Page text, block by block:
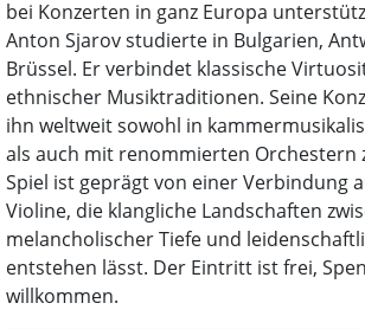
bei Konzerten in ganz Europa
Anton Sjarov studierte in Bulgarien,
Brüssel. Er verbindet klassische
ethnischer Musiktraditionen. Seine
ihn weltweit sowohl in
als auch mit renommierten Orchestern
Spiel ist geprägt von einer Verbindung
Violine, die klangliche Landschaften
melancholischer Tiefe und
entstehen lässt. Der Eintritt ist frei,
willkommen.